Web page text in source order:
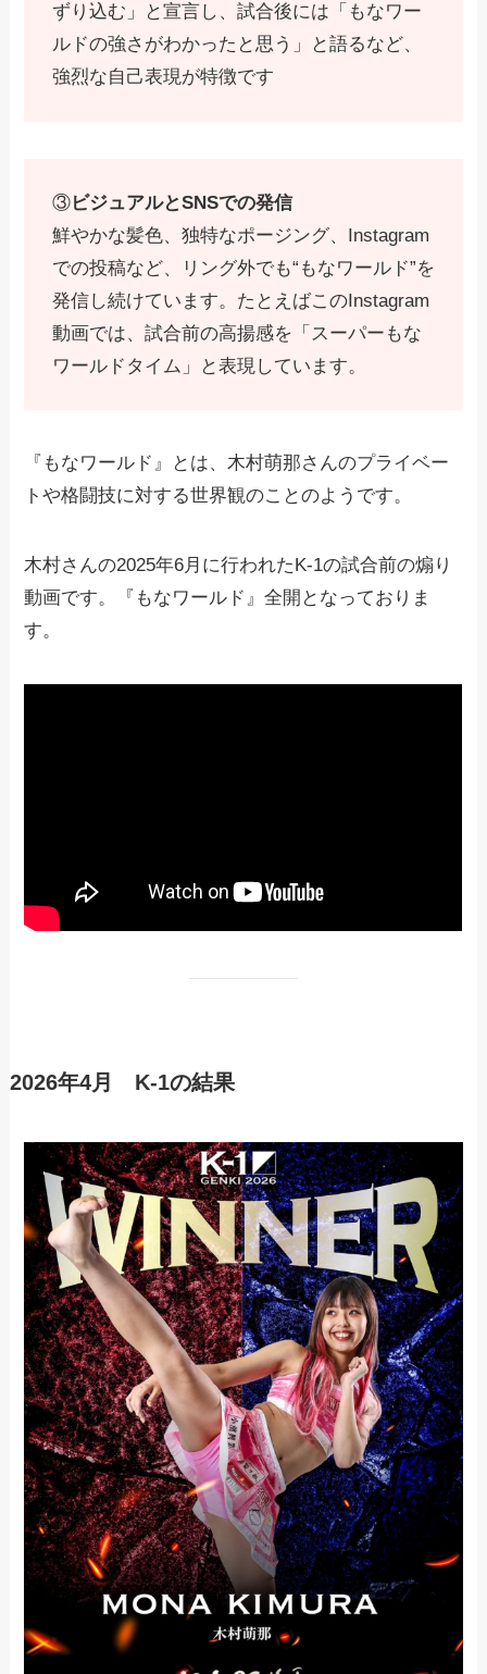
ずり込む」と宣言し、試合後には「もなワー
ルドの強さがわかったと思う」と語るなど、
強烈な自己表現が特徴です
③ビジュアルとSNSでの発信
鮮やかな髪色、独特なポージング、Instagram
での投稿など、リング外でも“もなワールド”を
発信し続けています。たとえばこのInstagram
動画では、試合前の高揚感を「スーパーもな
ワールドタイム」と表現しています。
『もなワールド』とは、木村萌那さんのプライベー
トや格闘技に対する世界観のことのようです。
木村さんの2025年6月に行われたK-1の試合前の煽り
動画です。『もなワールド』全開となっておりま
す。
2026年4月 K-1の結果